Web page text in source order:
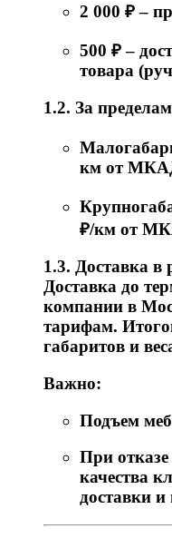
2 000 ₽ –
500 ₽ –
товара
1.2. За
км от
₽/км от
1.3. Доставка
Доставка до
компании в
тарифам.
габаритов и
Важно:
Подъем
При
качества
доставки и